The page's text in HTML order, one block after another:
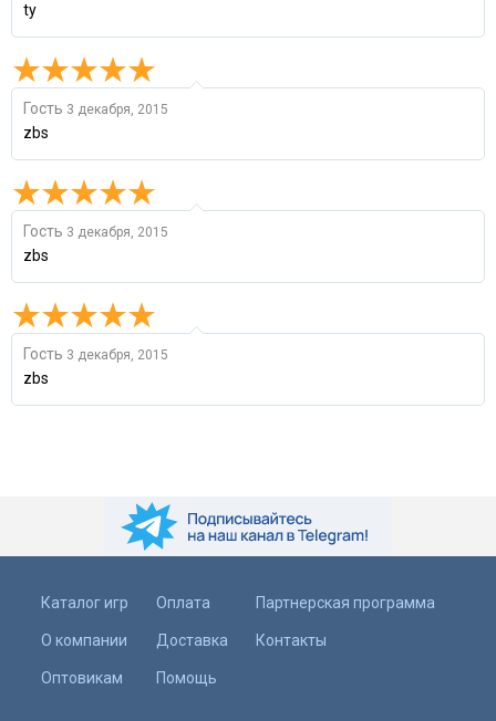
ty
Гость 3 декабря, 2015
zbs
Гость 3 декабря, 2015
zbs
Гость 3 декабря, 2015
zbs
Каталог игр
О компании
Оптовикам
Оплата
Доставка
Помощь
Партнерская программа
Контакты